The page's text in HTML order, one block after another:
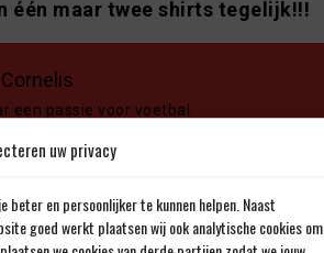
uw privacy
beter en persoonlijker te kunnen helpen. Naast
goed werkt plaatsen wij ook analytische cookies om
één maar twee shirts tegelijk!!!
een passie voor voetbal.